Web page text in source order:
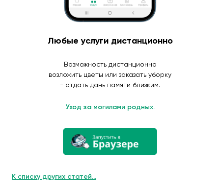
Любые услуги дистанционно
Возможность дистанционно
возложить цветы или заказать уборку
- отдать дань памяти близким.
Уход за могилами родных.
К списку других статей...